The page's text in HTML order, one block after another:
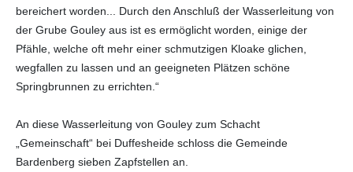
bereichert worden... Durch den Anschluß der Wasserleitung von
der Grube Gouley aus ist es ermöglicht worden, einige der
Pfähle, welche oft mehr einer schmutzigen Kloake glichen,
wegfallen zu lassen und an geeigneten Plätzen schöne
Springbrunnen zu errichten.“
An diese Wasserleitung von Gouley zum Schacht
„Gemeinschaft“ bei Duffesheide schloss die Gemeinde
Bardenberg sieben Zapfstellen an.